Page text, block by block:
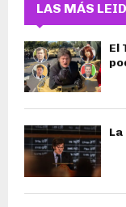
LAS MÁS
El